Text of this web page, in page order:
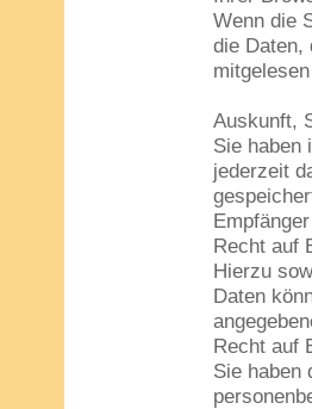
Wenn die
die Daten,
Auskunft,
Sie haben
jederzeit
Recht auf
Hierzu
Daten
Recht auf
Sie haben